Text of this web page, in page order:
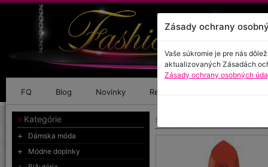
FQ Blog Novinky Referencie
Kategórie
Dámska móda
Módne doplnky
Zásady ochrany
Vaše súkromie je pre nás
aktualizovaných Zásadách
Zásady ochrany osobných